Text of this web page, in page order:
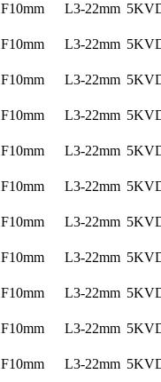
F10mm L3-22mm
F10mm L3-22mm
F10mm L3-22mm
F10mm L3-22mm
F10mm L3-22mm
F10mm L3-22mm
F10mm L3-22mm
F10mm L3-22mm
F10mm L3-22mm
F10mm L3-22mm
F10mm L3-22mm